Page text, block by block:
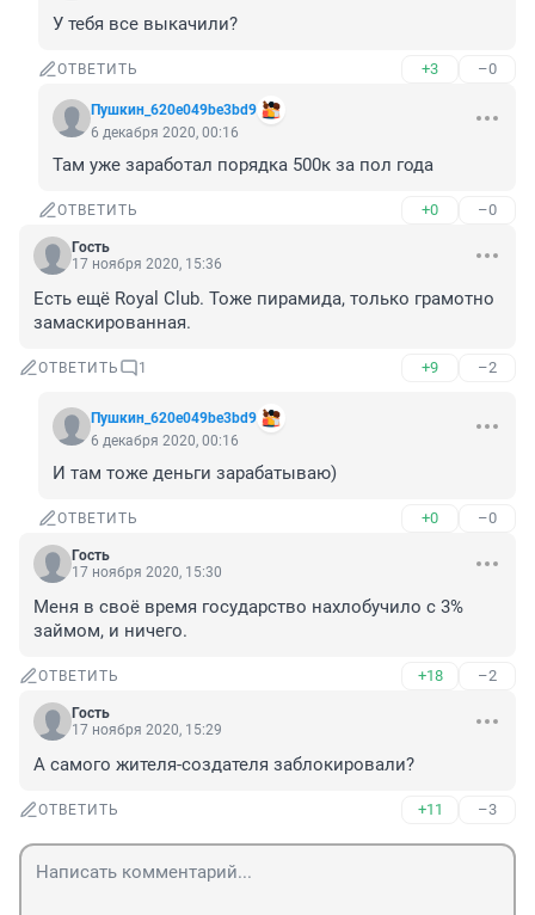
У тебя все выкачили?
ОТВЕТИТЬ +3 –0
Пушкин_620e049be3bd9
6 декабря 2020, 00:16
Там уже заработал порядка 500к за пол года
ОТВЕТИТЬ +0 –0
Гость
17 ноября 2020, 15:36
Есть ещё Royal Club. Тоже пирамида, только грамотно
замаскированная.
ОТВЕТИТЬ 1 +9 –2
Пушкин_620e049be3bd9
6 декабря 2020, 00:16
И там тоже деньги зарабатываю)
ОТВЕТИТЬ +0 –0
Гость
17 ноября 2020, 15:30
Меня в своё время государство нахлобучило с 3%
займом, и ничего.
ОТВЕТИТЬ +18 –2
Гость
17 ноября 2020, 15:29
А самого жителя-создателя заблокировали?
ОТВЕТИТЬ +11 –3